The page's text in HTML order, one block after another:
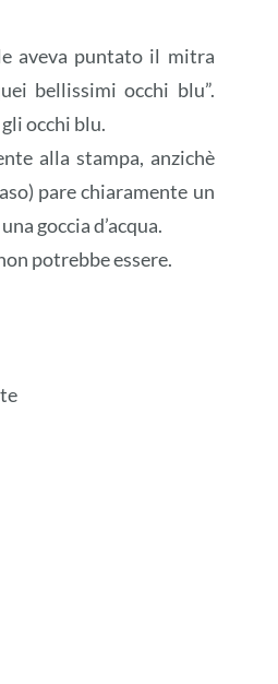
aveva puntato il mitra
bellissimi occhi blu”.
occhi blu.
alla stampa, anzichè
pare chiaramente un
goccia d’acqua.
potrebbe essere.